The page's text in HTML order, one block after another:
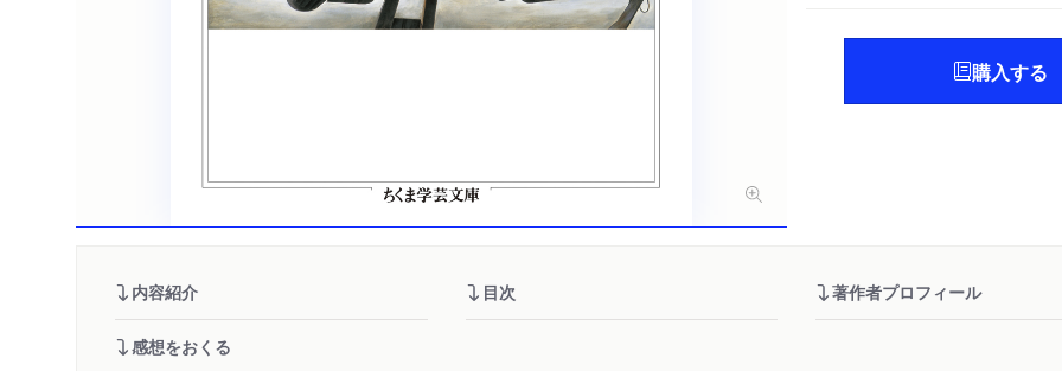
購入する
内容紹介 目次 著作者プロフィール
感想をおくる